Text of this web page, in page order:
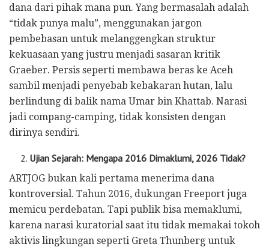
dana dari pihak mana pun. Yang bermasalah adalah
“tidak punya malu”, menggunakan jargon
pembebasan untuk melanggengkan struktur
kekuasaan yang justru menjadi sasaran kritik
Graeber. Persis seperti membawa beras ke Aceh
sambil menjadi penyebab kebakaran hutan, lalu
berlindung di balik nama Umar bin Khattab. Narasi
jadi compang-camping, tidak konsisten dengan
dirinya sendiri.
Ujian Sejarah: Mengapa 2016 Dimaklumi, 2026 Tidak?
ARTJOG bukan kali pertama menerima dana
kontroversial. Tahun 2016, dukungan Freeport juga
memicu perdebatan. Tapi publik bisa memaklumi,
karena narasi kuratorial saat itu tidak memakai tokoh
aktivis lingkungan seperti Greta Thunberg untuk